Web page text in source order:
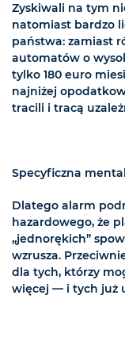
Zyskiwali na tym
natomiast bardzo
państwa: zamiast
automatów o
tylko 180 euro
najniżej
tracili i tracą
Specyficzna
Dlatego alarm
hazardowego, że
„jednorękich”
wzrusza.
dla tych, którzy
więcej — i tych już